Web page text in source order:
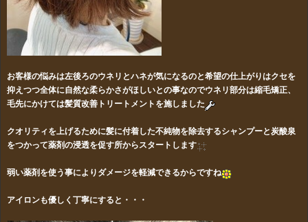
お客様の悩みは左後ろのウネリとハネが気になるのと希望の仕上がりはクセを
抑えつつ全体に自然な柔らかさがほしいとの事なのでウネリ部分は縮毛矯正、
毛先にかけては髪質改善トリートメントを施しました
クオリティを上げるために髪に付着した不純物を除去するシャンプーと炭酸泉
をつかって薬剤の浸透を促す所からスタートします
弱い薬剤を使う事によりダメージを軽減できるからですね
アイロンも優しく丁寧にすると・・・